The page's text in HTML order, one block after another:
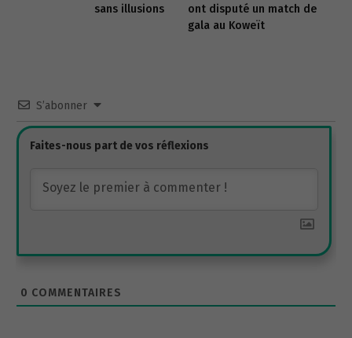
sans illusions
ont disputé un match de
gala au Koweït
S’abonner
0 COMMENTAIRES